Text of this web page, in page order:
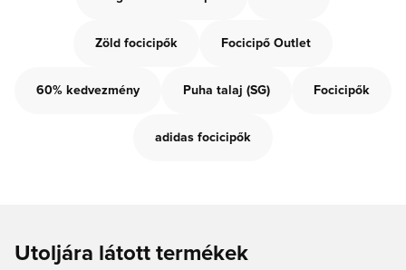
Zöld focicipők Focicipő Outlet
60% kedvezmény Puha talaj (SG) Focicipők
adidas focicipők
Utoljára látott termékek